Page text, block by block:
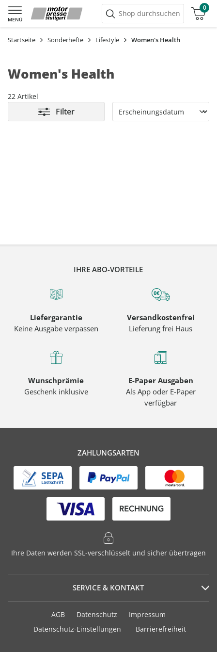
MENÜ
Shop durchsuchen
0
Warenkorb
Startseite Sonderhefte Lifestyle Women's Health
Women's Health
22 Artikel
Filter
IHRE ABO-VORTEILE
Liefergarantie
Keine Ausgabe verpassen
Versandkostenfrei
Lieferung frei Haus
Wunschprämie
Geschenk inklusive
E-Paper Ausgaben
Als App oder E-Paper
verfügbar
ZAHLUNGSARTEN
Ihre Daten werden SSL-verschlüsselt und sicher übertragen
SERVICE & KONTAKT
Serviceportal
Versand und Zahlung
AGB Datenschutz
Impressum
Datenschutz-Einstellungen
Barrierefreiheit